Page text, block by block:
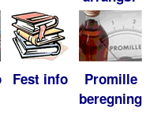
Fest info
Promille
beregning